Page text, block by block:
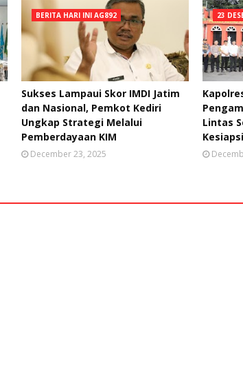
BERITA HARI INI AG892
Sukses Lampaui Skor IMDI Jatim
dan Nasional, Pemkot Kediri
Ungkap Strategi Melalui
Pemberdayaan KIM
December 23, 2025
23
Lintas